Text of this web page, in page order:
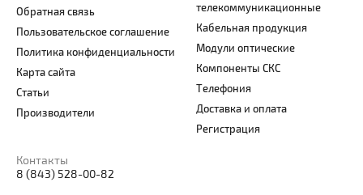
Обратная связь
Пользовательское соглашение
Политика конфиденциальности
Карта сайта
Статьи
Производители
телекоммуникационные
Кабельная продукция
Модули оптические
Компоненты СКС
Телефония
Доставка и оплата
Регистрация
Контакты
8 (843) 528-00-82